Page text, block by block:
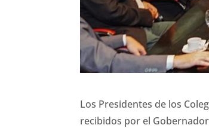
Los Presidentes de los
recibidos por el